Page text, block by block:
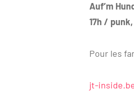
Auf’m
17h /
Pour les
jt-